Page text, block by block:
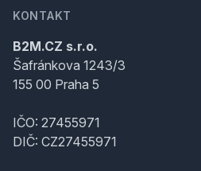
KONTAKT
B2M.CZ s.r.o.
Šafránkova 1243/3
155 00 Praha 5
IČO: 27455971
DIČ: CZ27455971